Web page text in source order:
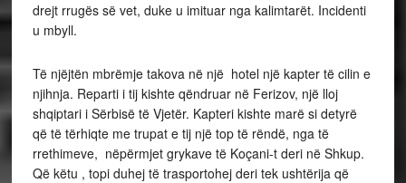
drejt rrugës së vet, duke u imituar nga kalimtarët. Incidenti
u mbyll.
Të njëjtën mbrëmje takova në një hotel një kapter të cilin e
njihnja. Reparti i tij kishte qëndruar në Ferizov, një lloj
shqiptari i Sërbisë të Vjetër. Kapteri kishte marë si detyrë
që të tërhiqte me trupat e tij një top të rëndë, nga të
rrethimeve, nëpërmjet grykave të Koçani-t deri në Shkup.
Që këtu , topi duhej të trasportohej deri tek ushtërija që